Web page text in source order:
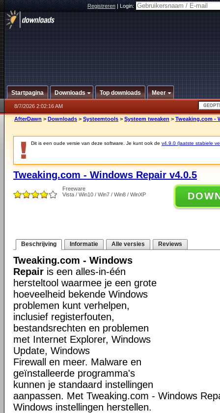
Registreren|Login:
Startpagina Downloads Top downloads Meer
8/7/2026 2:02:16 AM
AfterDawn > Downloads > Systeemtools > Systeem tweaken > Tweaking.com -
Dit is een oude versie van deze software. Je kunt ook de v4.9.0 (laatste stabiele
Tweaking.com - Windows Repair v4.0.5
Freeware
Vista / Win10 / Win7 / Win8 / WinXP
Beschrijving Informatie Alle versies Reviews
Tweaking.com - Windows
Repair is een alles-in-één
hersteltool waarmee je een grote
hoeveelheid bekende Windows
problemen kunt verhelpen,
inclusief registerfouten,
bestandsrechten en problemen
met Internet Explorer, Windows
Update, Windows
Firewall en meer. Malware en
geïnstalleerde programma's
kunnen je standaard instellingen
aanpassen. Met Tweaking.com - Windows
Windows instellingen herstellen.